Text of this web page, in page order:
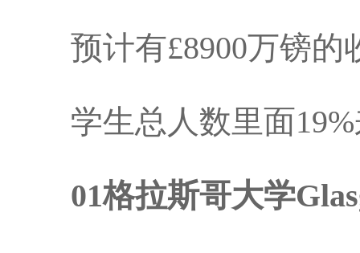
预计有£8900万镑的
学生总人数里面19%
01格拉斯哥大学